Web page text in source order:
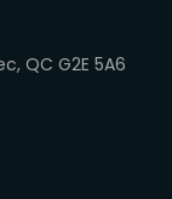
QC G2E 5A6